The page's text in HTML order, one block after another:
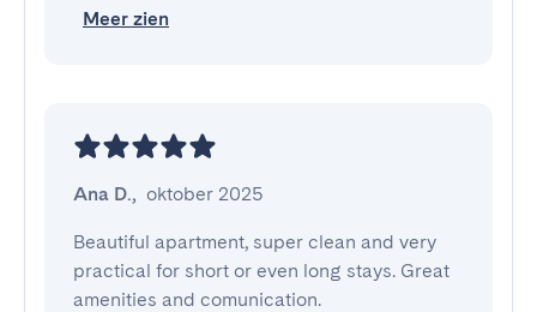
Meer zien
Ana D., oktober 2025
Beautiful apartment, super clean and very
practical for short or even long stays. Great
amenities and comunication.